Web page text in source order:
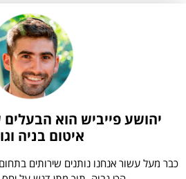
יהושע פייביש הוא
איטום בניה
כבר מעל עשור אנחנו נותנים שירותים